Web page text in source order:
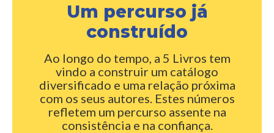
Um percurso já
construído
Ao longo do tempo, a 5 Livros tem
vindo a construir um catálogo
diversificado e uma relação próxima
com os seus autores. Estes números
refletem um percurso assente na
consistência e na confiança.